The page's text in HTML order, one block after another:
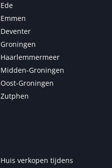
Ede
Emmen
Deventer
Groningen
Haarlemmermeer
Midden-Groningen
Oost-Groningen
Zutphen
Huis verkopen tijdens